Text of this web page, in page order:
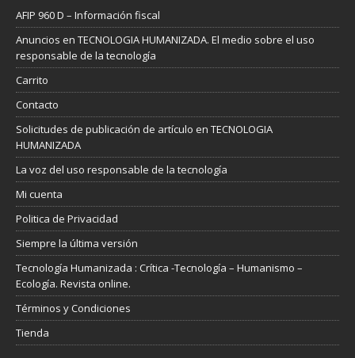
AFIP 960 D – Información fiscal
Anuncios en TECNOLOGIA HUMANIZADA. El medio sobre el uso
responsable de la tecnología
Carrito
Contacto
Solicitudes de publicación de artículo en TECNOLOGIA
HUMANIZADA
La voz del uso responsable de la tecnología
Mi cuenta
Politica de Privacidad
Siempre la última versión
Tecnología Humanizada : Crítica -Tecnología – Humanismo –
Ecología. Revista online.
Términos y Condiciones
Tienda